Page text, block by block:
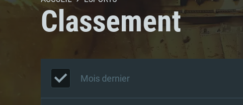
Classement
Mois dernier